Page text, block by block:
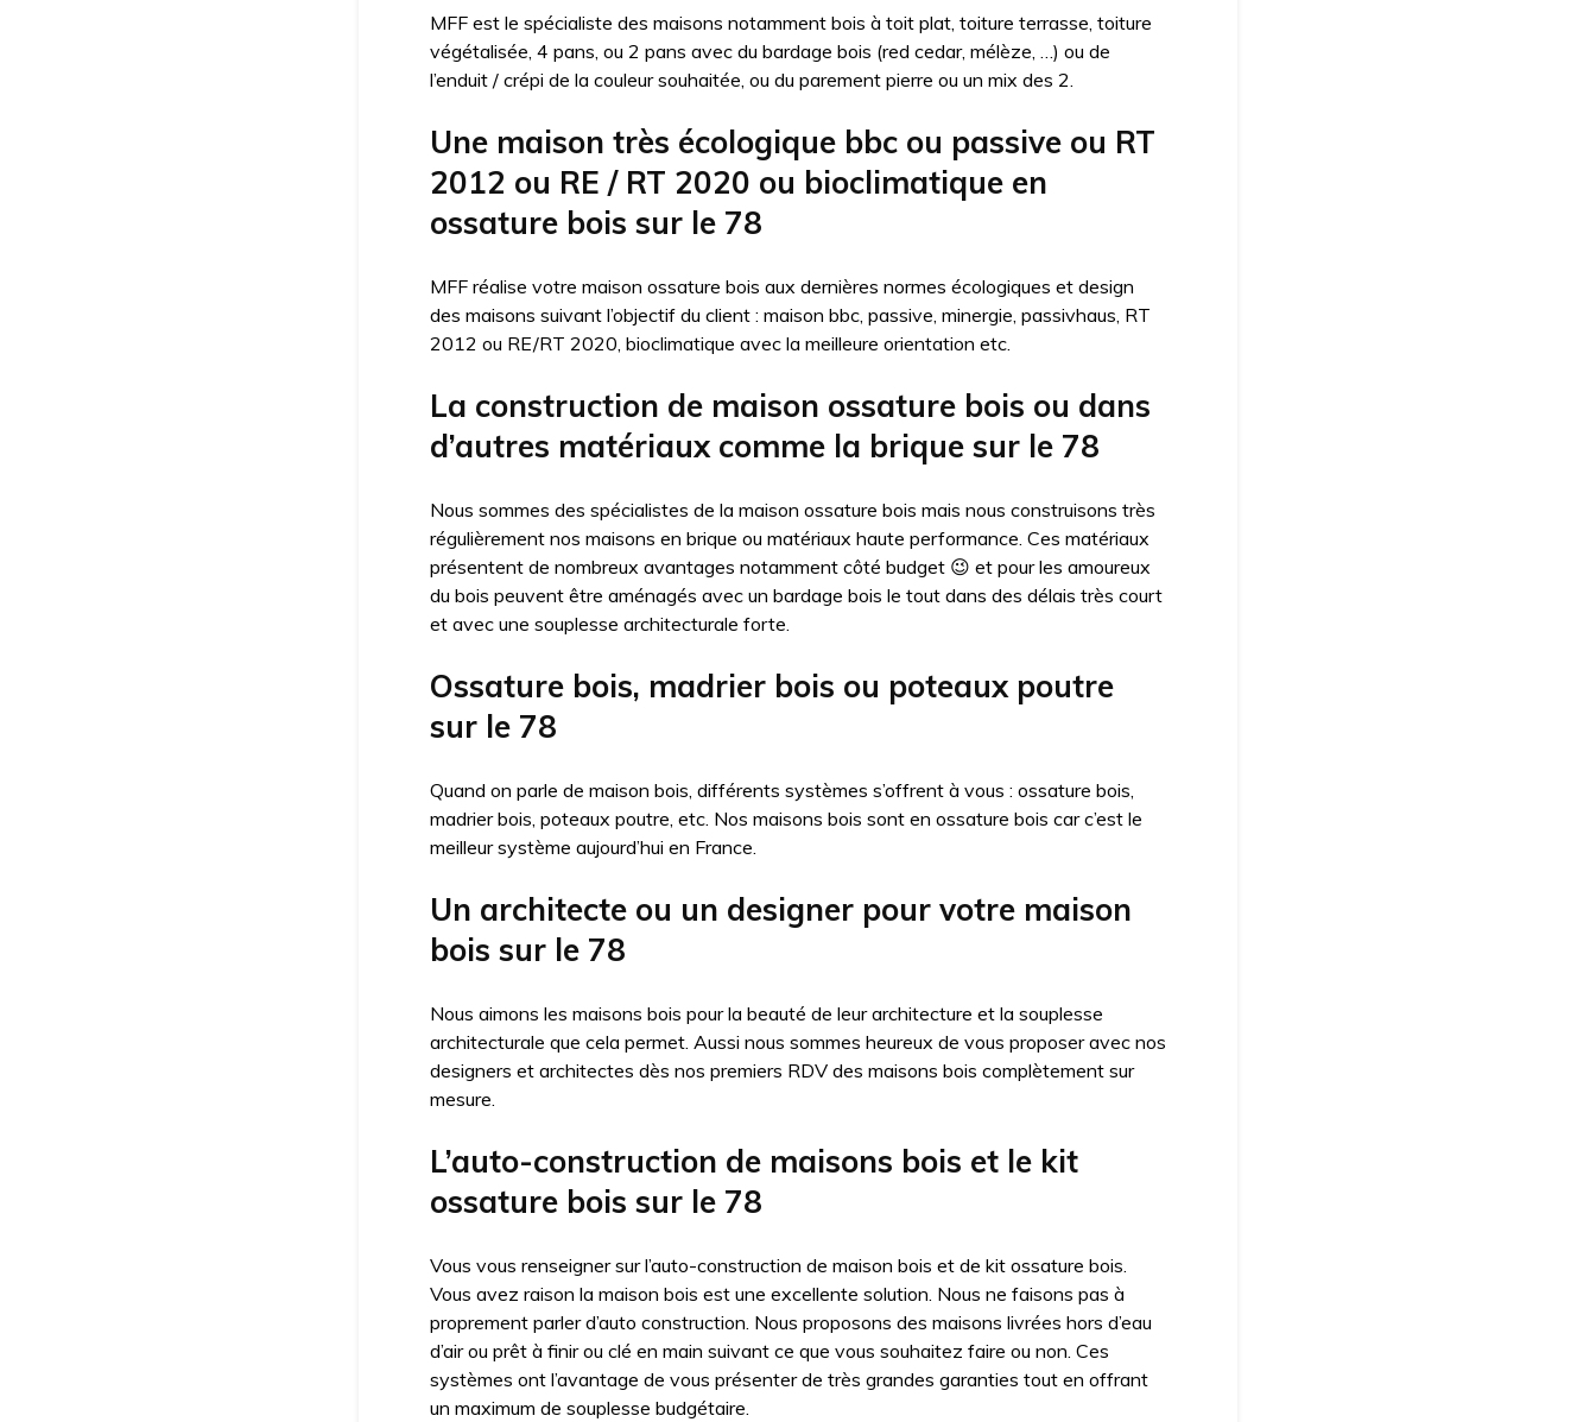
MFF est le spécialiste des maisons notamment bois à toit plat, toiture terrasse, toiture
végétalisée, 4 pans, ou 2 pans avec du bardage bois (red cedar, mélèze, …) ou de
l’enduit / crépi de la couleur souhaitée, ou du parement pierre ou un mix des 2.
Une maison très écologique bbc ou passive ou RT
2012 ou RE / RT 2020 ou bioclimatique en
ossature bois sur le 78
MFF réalise votre maison ossature bois aux dernières normes écologiques et design
des maisons suivant l’objectif du client : maison bbc, passive, minergie, passivhaus, RT
2012 ou RE/RT 2020, bioclimatique avec la meilleure orientation etc.
La construction de maison ossature bois ou dans
d’autres matériaux comme la brique sur le 78
Nous sommes des spécialistes de la maison ossature bois mais nous construisons très
régulièrement nos maisons en brique ou matériaux haute performance. Ces matériaux
présentent de nombreux avantages notamment côté budget 😉 et pour les amoureux
du bois peuvent être aménagés avec un bardage bois le tout dans des délais très court
et avec une souplesse architecturale forte.
Ossature bois, madrier bois ou poteaux poutre
sur le 78
Quand on parle de maison bois, différents systèmes s’offrent à vous : ossature bois,
madrier bois, poteaux poutre, etc. Nos maisons bois sont en ossature bois car c’est le
meilleur système aujourd’hui en France.
Un architecte ou un designer pour votre maison
bois sur le 78
Nous aimons les maisons bois pour la beauté de leur architecture et la souplesse
architecturale que cela permet. Aussi nous sommes heureux de vous proposer avec nos
designers et architectes dès nos premiers RDV des maisons bois complètement sur
mesure.
L’auto-construction de maisons bois et le kit
ossature bois sur le 78
Vous vous renseigner sur l’auto-construction de maison bois et de kit ossature bois.
Vous avez raison la maison bois est une excellente solution. Nous ne faisons pas à
proprement parler d’auto construction. Nous proposons des maisons livrées hors d’eau
d’air ou prêt à finir ou clé en main suivant ce que vous souhaitez faire ou non. Ces
systèmes ont l’avantage de vous présenter de très grandes garanties tout en offrant
un maximum de souplesse budgétaire.